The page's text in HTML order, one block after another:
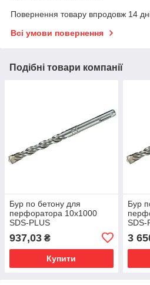
Повернення товару впродовж 14
Всі умови повернення
Подібні товари компанії
Бур по бетону для
перфоратора 10х1000
SDS-PLUS
937,03 ₴
Купити
Бур
SDS-
3